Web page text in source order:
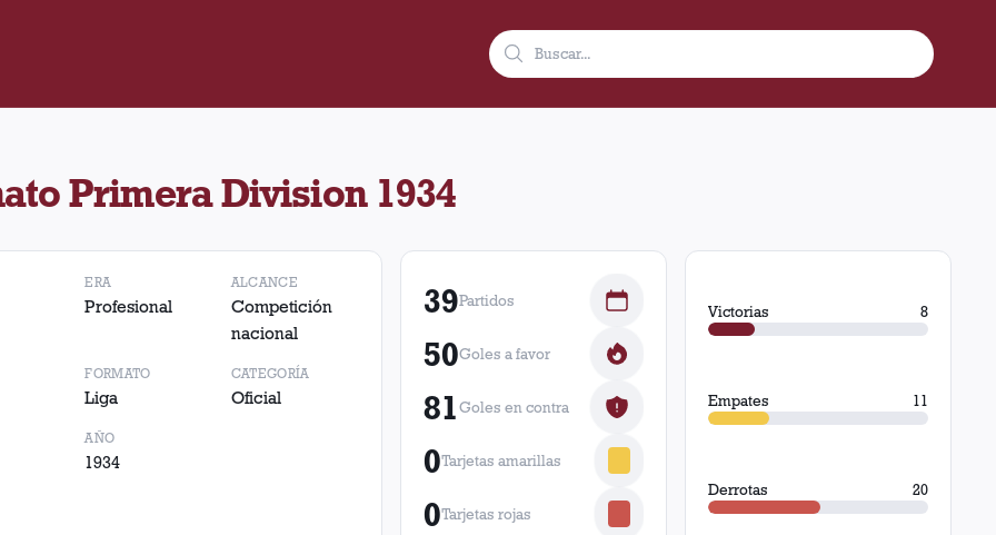
Primera Division 1934
ERA
Profesional
ALCANCE
Competición
nacional
FORMATO
Liga
CATEGORÍA
Oficial
AÑO
1934
39Partidos
50Goles a favor
81Goles en contra
0Tarjetas amarillas
0Tarjetas rojas
Victorias 8
Empates 11
Derrotas 20